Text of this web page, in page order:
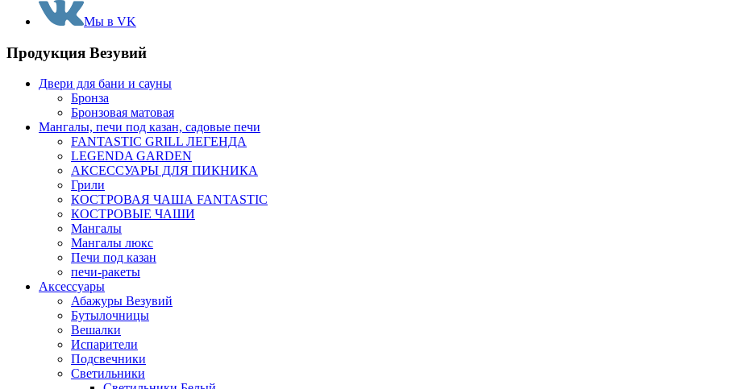
Мы в VK
Продукция Везувий
Двери для бани и сауны
Бронза
Бронзовая матовая
Мангалы, печи под казан, садовые печи
FANTASTIC GRILL ЛЕГЕНДА
LEGENDA GARDEN
АКСЕССУАРЫ ДЛЯ ПИКНИКА
Грили
КОСТРОВАЯ ЧАША FANTASTIC
КОСТРОВЫЕ ЧАШИ
Мангалы
Мангалы люкс
Печи под казан
печи-ракеты
Аксессуары
Абажуры Везувий
Бутылочницы
Вешалки
Испарители
Подсвечники
Светильники